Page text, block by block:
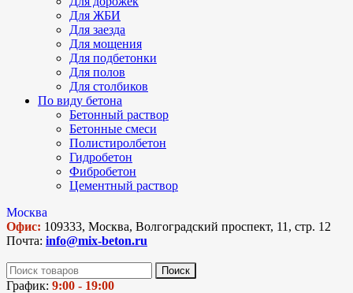
Для ЖБИ
Для заезда
Для мощения
Для подбетонки
Для полов
Для столбиков
По виду бетона
Бетонный раствор
Бетонные смеси
Полистиролбетон
Гидробетон
Фибробетон
Цементный раствор
Москва
Офис: 109333, Москва, Волгоградский проспект, 11, стр. 12
Почта: info@mix-beton.ru
Поиск
График: 9:00 - 19:00